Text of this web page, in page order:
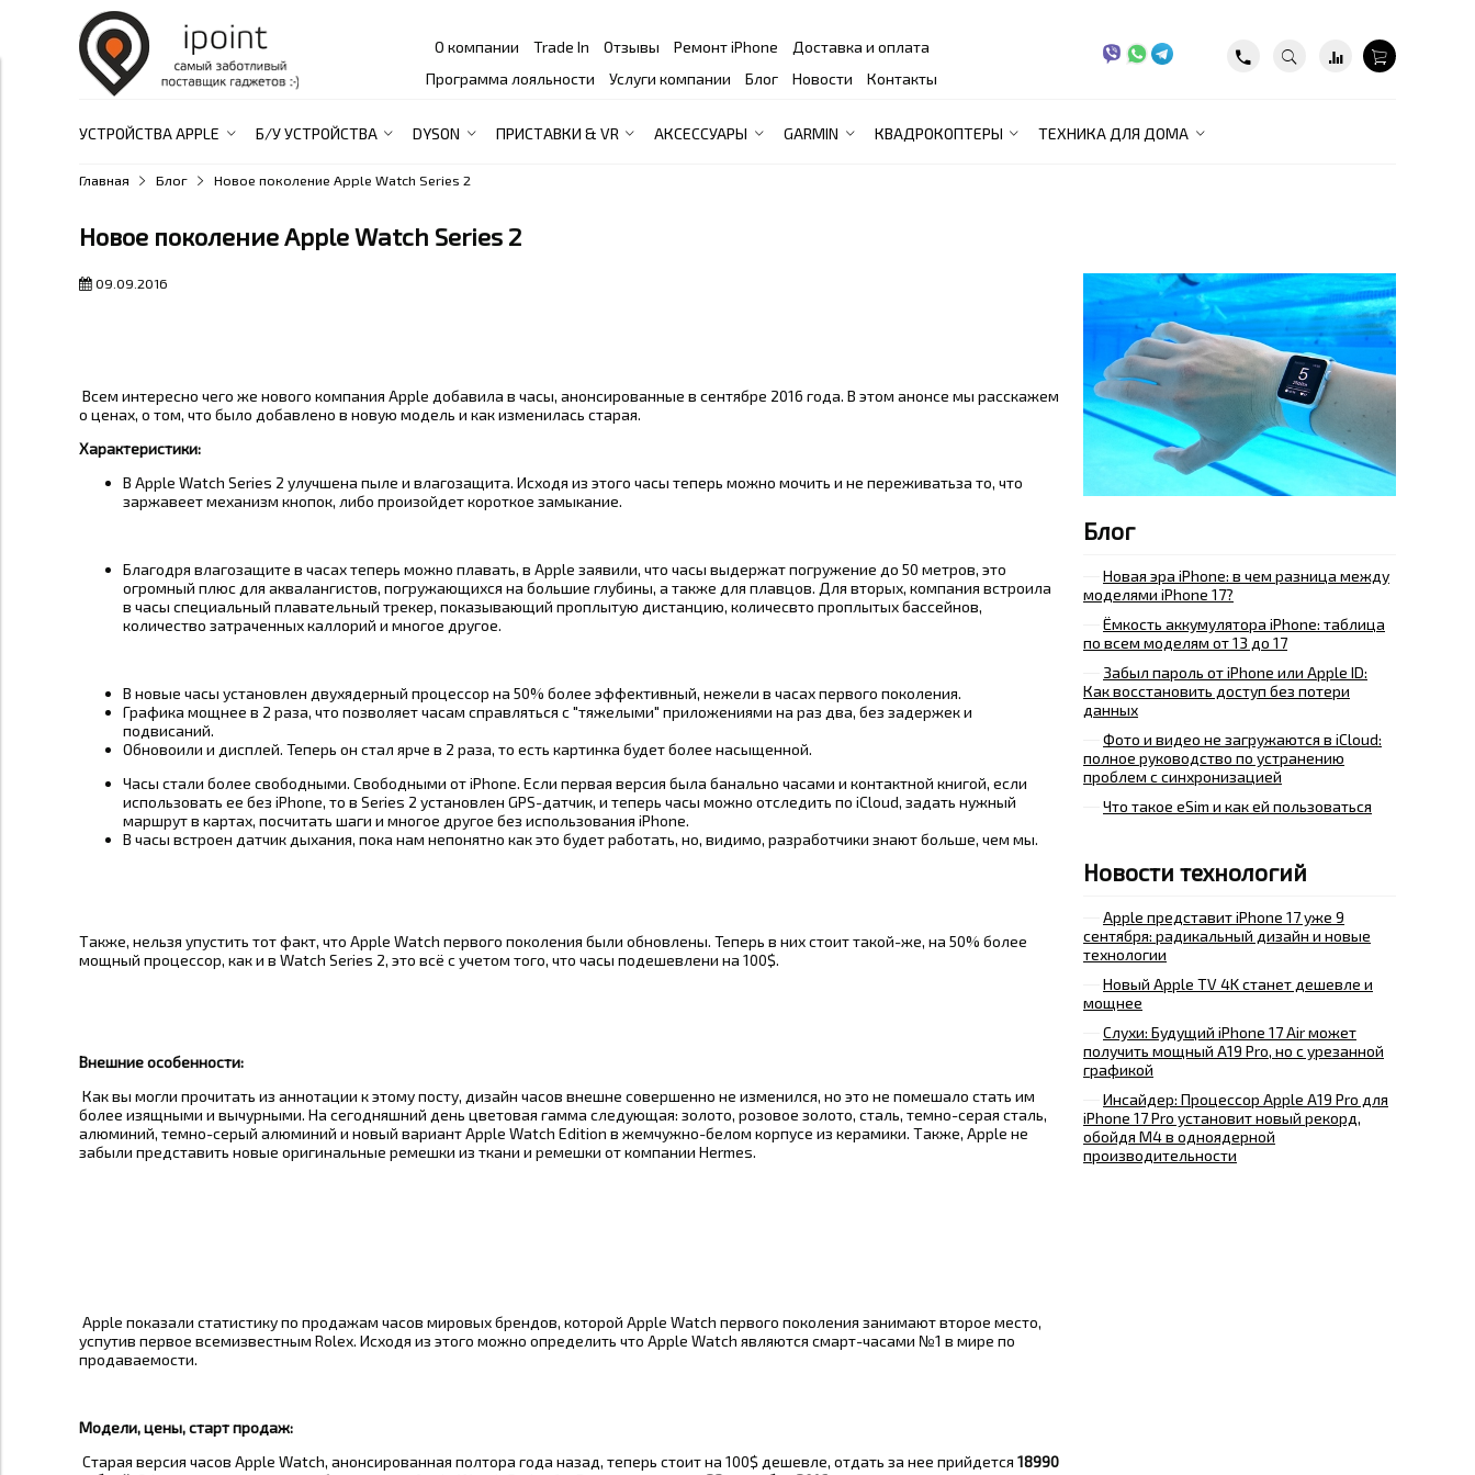
О компании Trade In Отзывы Ремонт iPhone
Доставка и оплата
Программа лояльности
Услуги компании Блог Новости Контакты
УСТРОЙСТВА APPLE Б/У УСТРОЙСТВА DYSON ПРИСТАВКИ & VR АКСЕССУАРЫ GARMIN КВАДРОКОПТЕРЫ ТЕХНИКА ДЛЯ ДОМА
Главная Блог Новое поколение Apple Watch Series 2
Новое поколение Apple Watch Series 2
09.09.2016
Всем интересно чего же нового компания Apple добавила в часы, анонсированные в сентябре 2016 года. В этом анонсе мы расскажем
о ценах, о том, что было добавлено в новую модель и как изменилась старая.
Характеристики:
В Apple Watch Series 2 улучшена пыле и влагозащита. Исходя из этого часы теперь можно мочить и не переживатьза то, что
заржавеет механизм кнопок, либо произойдет короткое замыкание.
Благодря влагозащите в часах теперь можно плавать, в Apple заявили, что часы выдержат погружение до 50 метров, это
огромный плюс для аквалангистов, погружающихся на большие глубины, а также для плавцов. Для вторых, компания встроила
в часы специальный плавательный трекер, показывающий проплытую дистанцию, количесвто проплытых бассейнов,
количество затраченных каллорий и многое другое.
В новые часы установлен двухядерный процессор на 50% более эффективный, нежели в часах первого поколения.
Графика мощнее в 2 раза, что позволяет часам справляться с "тяжелыми" приложениями на раз два, без задержек и
подвисаний.
Обновоили и дисплей. Теперь он стал ярче в 2 раза, то есть картинка будет более насыщенной.
Часы стали более свободными. Свободными от iPhone. Если первая версия была банально часами и контактной книгой, если
использовать ее без iPhone, то в Series 2 установлен GPS-датчик, и теперь часы можно отследить по iCloud, задать нужный
маршрут в картах, посчитать шаги и многое другое без использования iPhone.
В часы встроен датчик дыхания, пока нам непонятно как это будет работать, но, видимо, разработчики знают больше, чем мы.
Также, нельзя упустить тот факт, что Apple Watch первого поколения были обновлены. Теперь в них стоит такой-же, на 50% более
мощный процессор, как и в Watch Series 2, это всё с учетом того, что часы подешевлени на 100$.
Внешние особенности:
Как вы могли прочитать из аннотации к этому посту, дизайн часов внешне совершенно не изменился, но это не помешало стать им
более изящными и вычурными. На сегодняшний день цветовая гамма следующая: золото, розовое золото, сталь, темно-серая сталь,
алюминий, темно-серый алюминий и новый вариант Apple Watch Edition в жемчужно-белом корпусе из керамики. Также, Apple не
забыли представить новые оригинальные ремешки из ткани и ремешки от компании Hermes.
Apple показали статистику по продажам часов мировых брендов, которой Apple Watch первого поколения занимают второе место,
успутив первое всемизвестным Rolex. Исходя из этого можно определить что Apple Watch являются смарт-часами №1 в мире по
продаваемости.
Модели, цены, старт продаж:
Старая версия часов Apple Watch, анонсированная полтора года назад, теперь стоит на 100$ дешевле, отдать за нее прийдется 18990
Блог
Новая эра iPhone: в чем разница между
моделями iPhone 17?
Ёмкость аккумулятора iPhone: таблица
по всем моделям от 13 до 17
Забыл пароль от iPhone или Apple ID:
Как восстановить доступ без потери
данных
Фото и видео не загружаются в iCloud:
полное руководство по устранению
проблем с синхронизацией
Что такое eSim и как ей пользоваться
Новости технологий
Apple представит iPhone 17 уже 9
сентября: радикальный дизайн и новые
технологии
Новый Apple TV 4K станет дешевле и
мощнее
Слухи: Будущий iPhone 17 Air может
получить мощный A19 Pro, но с урезанной
графикой
Инсайдер: Процессор Apple A19 Pro для
iPhone 17 Pro установит новый рекорд,
обойдя M4 в одноядерной
производительности